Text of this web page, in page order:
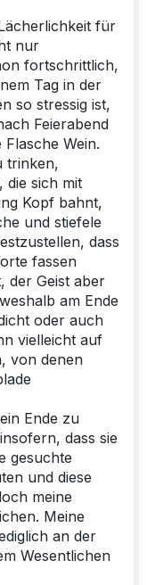
für
nur
fortschrittlich,
Tag in der
so stressig ist,
Feierabend
Wein.
trinken,
die sich mit
Kopf bahnt,
und stiefele
dass
fassen
der Geist aber
am Ende
oder auch
vielleicht auf
von denen
Ende zu
dass sie
gesuchte
und diese
meine
Meine
an der
Wesentlichen